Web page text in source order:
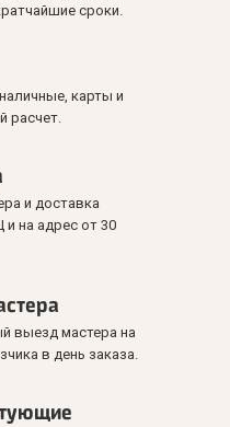
сроки.
карты и
расчет.
и доставка
и на адрес от 30
выезд мастера на
в день заказа.